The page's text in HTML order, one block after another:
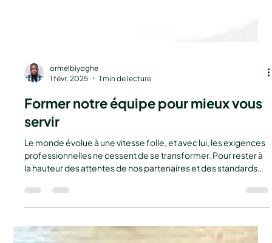
1 févr. 2025
1 min de lecture
Former notre équipe pour mieux vous
servir
Le monde évolue à une vitesse folle, et avec lui, les exigences
la hauteur des attentes de nos partenaires et des standards
actuels, nous avons fait le choix d’investir dans ce que nous